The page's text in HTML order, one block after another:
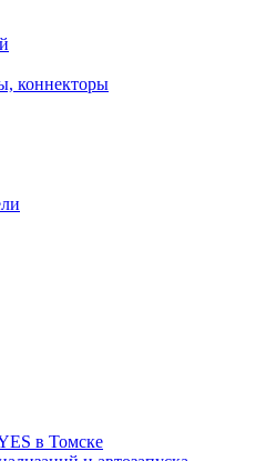
коннекторы
в Томске